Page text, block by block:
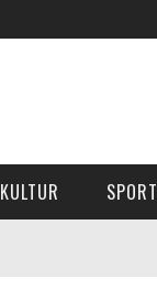
KULTUR SPORT